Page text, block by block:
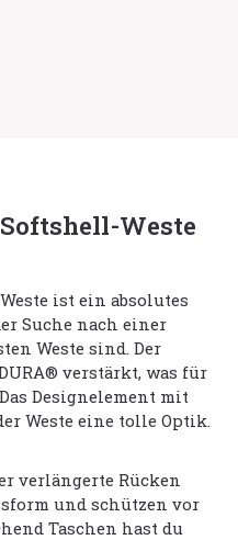
Softshell-Weste
ist ein absolutes
Suche nach einer
Weste sind. Der
verstärkt, was für
Designelement mit
Weste eine tolle Optik.
verlängerte Rücken
und schützen vor
Taschen hast du